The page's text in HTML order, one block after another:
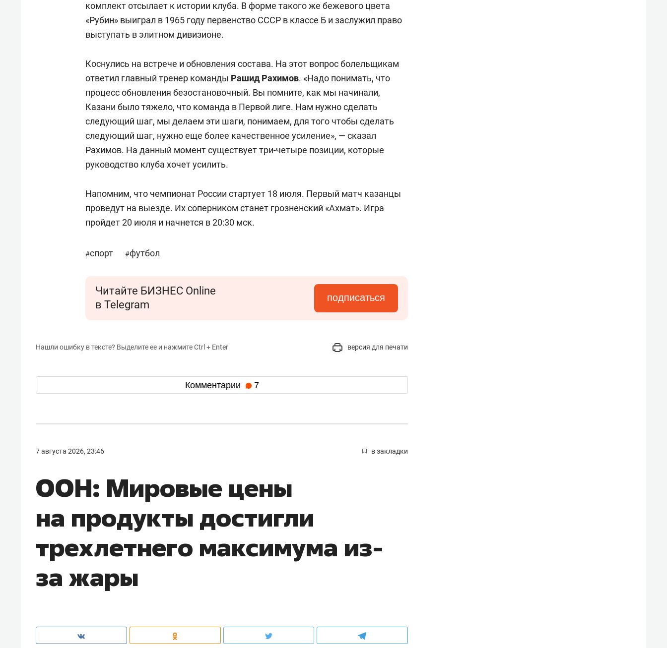
комплект отсылает к истории клуба. В форме такого же бежевого цвета
«Рубин» выиграл в 1965 году первенство СССР в классе Б и заслужил право
выступать в элитном дивизионе.
Коснулись на встрече и обновления состава. На этот вопрос болельщикам
ответил главный тренер команды Рашид Рахимов. «Надо понимать, что
процесс обновления безостановочный. Вы помните, как мы начинали,
Казани было тяжело, что команда в Первой лиге. Нам нужно сделать
следующий шаг, мы делаем эти шаги, понимаем, для того чтобы сделать
следующий шаг, нужно еще более качественное усиление», — сказал
Рахимов. На данный момент существует три-четыре позиции, которые
руководство клуба хочет усилить.
Напомним, что чемпионат России стартует 18 июля. Первый матч казанцы
проведут на выезде. Их соперником станет грозненский «Ахмат». Игра
пройдет 20 июля и начнется в 20:30 мск.
#спорт #футбол
Читайте БИЗНЕС Online
в Telegram
подписаться
Нашли ошибку в тексте? Выделите ее и нажмите Ctrl + Enter версия для печати
Комментарии 7
7 августа 2026, 23:46 в закладки
ООН: Мировые цены
на продукты достигли
трехлетнего максимума из-
за жары